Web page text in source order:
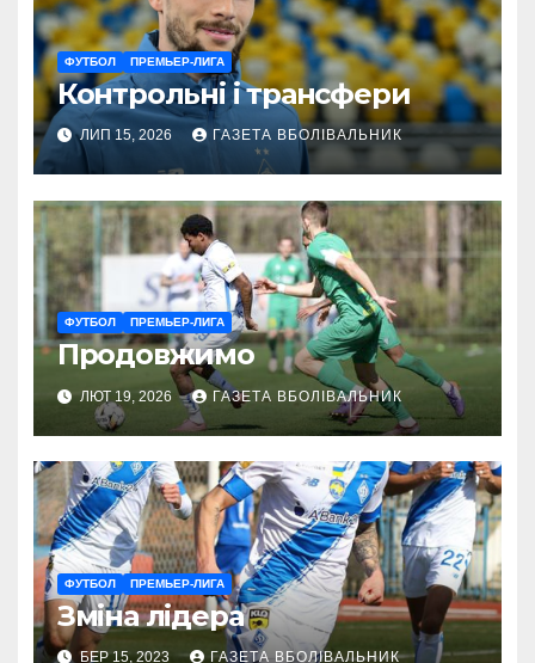
ФУТБОЛ ПРЕМЬЕР-ЛИГА
Контрольні і трансфери
ЛИП 15, 2026 ГАЗЕТА ВБОЛІВАЛЬНИК
ФУТБОЛ ПРЕМЬЕР-ЛИГА
Продовжимо
ЛЮТ 19, 2026 ГАЗЕТА ВБОЛІВАЛЬНИК
ФУТБОЛ ПРЕМЬЕР-ЛИГА
Зміна лідера
БЕР 15, 2023 ГАЗЕТА ВБОЛІВАЛЬНИК